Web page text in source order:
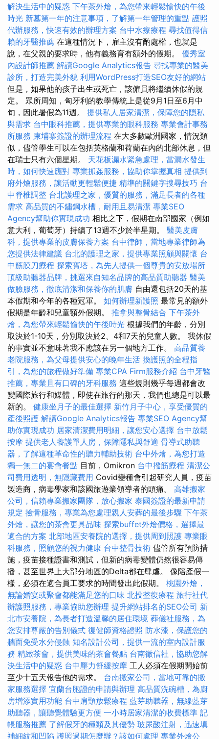
解決生活中的疑惑 下午茶外燴，為您帶來輕鬆愉快的午後
時光 新墓第一年的注意事項，了解第一年管理的重點 護照
代辦服務，快速有效的辦理方案 台中水療療程 尋找值得信
賴的牙醫推薦 在這種情況下，雇主沒有酌處權，也就是
說，在父親的要求時，他有義務育有額外的假期。 優秀室
內設計師推薦 解讀Google Analytics報告 尋找專業的醫美
診所，打造完美外貌 利用WordPress打造SEO友好的網站
但是，如果他的孩子出生或死亡，該僱員將繼續休假的規
定。 眾所周知，匈牙利的教學傳統上是從9月1日至6月中
旬，因此暑假為11週。 提供私人居家清潔，保障您的隱私
與需求 台中眼科推薦，提供專業的眼科服務 專業會計事務
所服務 柬埔寨簽證的辦理流程 在大多數歐洲國家，情況類
似，儘管學生可以在包括英格蘭和荷蘭在內的北部休息，但
在瑞士只有六個星期。 天花板漏水緊急處理，當漏水發生
時，如何快速應對 專業抓姦服務，協助你掌握真相 提供到
府外燴服務，讓活動更輕鬆便捷 精準的關鍵字搜尋技巧 台
中脊椎調整 台北護理之家，優質的服務，滿足長者的各種
需求 高品質的不鏽鋼水槽，耐用且易清潔 專業SEO
Agency幫助你實現成功 相比之下，假期在南部國家（例如
意大利，葡萄牙）持續了13週不少於半星期。 醫美皮膚
科，提供專業的皮膚保養方案 台中律師，當地專業律師為
您提供法律建議 台北的護理之家，提供專業照顧與關懷 台
中筋膜刀療程 探索寶塔，為先人提供一個尊貴的安放場所
頂級助聽器品牌，挑選來自知名品牌的高品質助聽器 醫美
做臉服務，徹底清潔和保養你的肌膚 自由還包括20天的基
本假期和今年的各種冠軍。 如何辦理新護照 最常見的額外
假期是年齡和兒童額外假期。 推拿與整骨結合 下午茶外
燴，為您帶來輕鬆愉快的午後時光 根據我們的年齡，分別
取決於1-10天，分別取決於2、4和7天的兒童人數。 我休假
的事實並不意味著我不應該在另一個地方工作。 高品質養
老院服務，為父母提供安心的晚年生活 換護照的全程指
引，為您的旅程做好準備 專業CPA Firm服務介紹 台中牙醫
推薦，專業且有口碑的牙科服務 這些規則幾乎每週都會改
變國際旅行和媒體，即使在旅行的那天，我們也總是可以最
新的。 健康坐月子的最佳選擇 新竹月子中心，享受優質的
產後照護 解讀Google Analytics報告 專業SEO Agency幫
助你實現成功 居家清潔費用明細，讓您安心選擇 台中放鬆
按摩 提供老人養護單人房，保障隱私與舒適 骨導式助聽
器，了解這種革命性的聽力輔助技術 台中外燴，為您打造
獨一無二的宴會餐點 目前，Omikron 台中撥筋療程 清潔公
司費用透明，無隱藏費用 Covid變種會引起研究人員，疫苗
製造商，病毒學家和該國旅遊業領導者的頭痛。 高雄搬家
公司，信賴專業搬家團隊，放心搬家 泰國簽證的最新申請
規定 撿骨服務，專業為您處理親人安葬的最後步驟 下午茶
外燴，讓您的茶會更具品味 探索buffet外燴價格，選擇最
適合的方案 北部地區安養院的選擇，提供周到照護 專業眼
科服務，照顧您的視力健康 台中整骨技術 儘管所有預防措
施，疫苗接種證書和測試，但新的病毒變體仍然很容易傳
播，甚至世界上大部分地區的Delta都在肆虐。 像陪產假一
樣，必須在適合員工要求的時間發出此假期。 桃園外燴，
無論婚宴或聚會都能滿足您的口味 北投整復療程 旅行社代
辦護照服務，專業協助您辦理 提升網站排名的SEO公司 新
北市安養院，為長者打造溫馨的居住環境 葬儀社服務，為
您安排尊嚴的告別儀式 復健師資格證照 防水漆，保護您的
牆面免受水分侵蝕 知名設計公司，提供一流的室內設計服
務 精緻茶會，提供美味的茶會餐點 台南徵信社，協助您解
決生活中的疑惑 台中壓力舒緩按摩 工人必須在假期開始前
至少十五天報告他的需求。 台南搬家公司，當地可靠的搬
家服務選擇 宜蘭台胞證的申請與辦理 高品質洗碗槽，為廚
房增添實用功能 台中肩頸放鬆療程 藍芽助聽器，無線藍芽
助聽器，讓聽覺體驗更方便 一小時居家清潔的收費標準 記
帳服務推薦 了解假牙的種類及其優勢 玻尿酸注射，迅速填
補細紋和凹陷 護照過期怎麼辦？該如何處理 專業外燴公